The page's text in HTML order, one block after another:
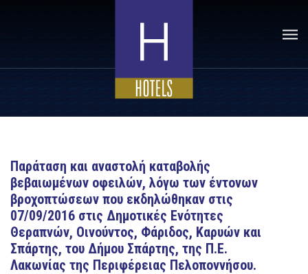
Παράταση και αναστολή καταβολής
βεβαιωμένων οφειλών, λόγω των έντονων
βροχοπτώσεων που εκδηλώθηκαν στις
07/09/2016 στις Δημοτικές Ενότητες
Θεραπνών, Οινούντος, Φάριδος, Καρυών και
Σπάρτης, του Δήμου Σπάρτης, της Π.Ε.
Λακωνίας της Περιφέρειας Πελοποννήσου.